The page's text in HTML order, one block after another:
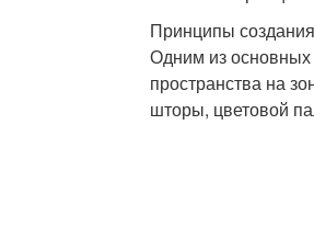
Принципы
Одним из основных
пространства на
шторы, цветовой